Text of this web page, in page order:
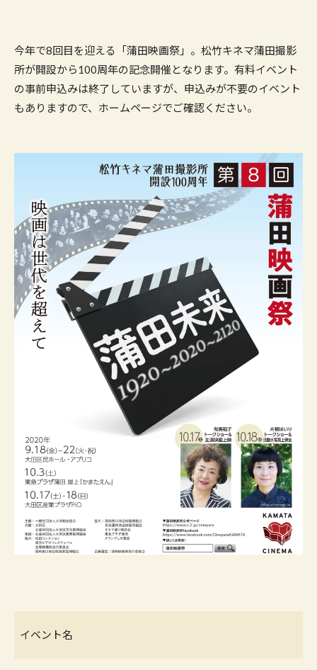
今年で8回目を迎える「蒲田映画祭」。松竹キネマ蒲田撮影
所が開設から100周年の記念開催となります。有料イベント
の事前申込みは終了していますが、申込みが不要のイベント
もありますので、ホームページでご確認ください。
イベント名